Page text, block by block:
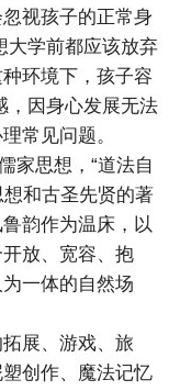
视孩子的正常身
大学前都应该放弃
环境下，孩子容
，因身心发展无法
常见问题。
家思想，“道法自
想和古圣先贤的著
韵作为温床，以
放、宽容、抱
一体的自然场
展、游戏、旅
创作、魔法记忆